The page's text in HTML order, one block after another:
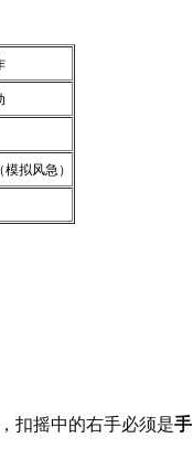
拟风急）
扣摇中的右手必须是手